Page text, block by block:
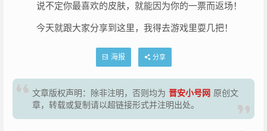
说不定你最喜欢的皮肤，就能因为你的一票而返场！
今天就跟大家分享到这里，我得去游戏里耍几把！
海报 分享
文章版权声明：除非注明，否则均为 晋安小号网 原创文
章，转载或复制请以超链接形式并注明出处。